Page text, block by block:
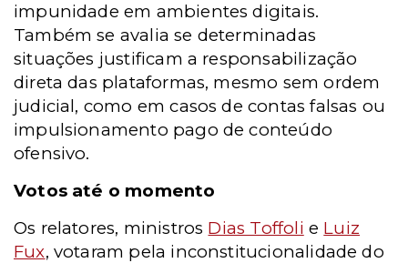
impunidade em ambientes digitais.
Também se avalia se determinadas
situações justificam a responsabilização
direta das plataformas, mesmo sem ordem
judicial, como em casos de contas falsas ou
impulsionamento pago de conteúdo
ofensivo.
Votos até o momento
Os relatores, ministros Dias Toffoli e Luiz
Fux, votaram pela inconstitucionalidade do